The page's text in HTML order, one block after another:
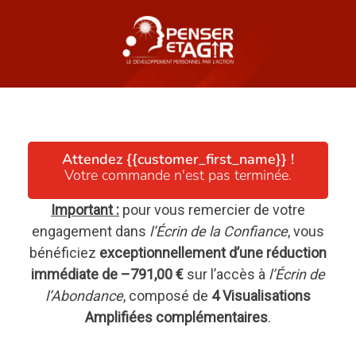
Attendez {{customer_first_name}} !
Votre commande n'est pas terminée.
Important : pour vous remercier de votre
engagement dans l’Écrin de la Confiance, vous
bénéficiez exceptionnellement d’une réduction
immédiate de –791,00 € sur l’accès à l’Écrin de
l’Abondance, composé de 4 Visualisations
Amplifiées complémentaires.